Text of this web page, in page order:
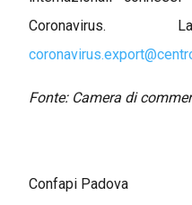
Fonte: Camera di
Confapi Padova